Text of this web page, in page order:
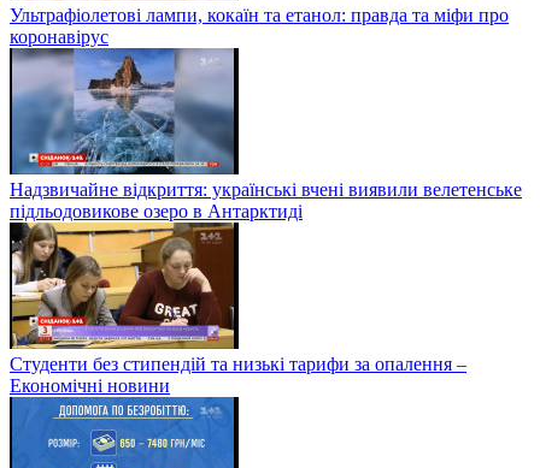
Ультрафіолетові лампи, кокаїн та етанол: правда та міфи про
коронавірус
Надзвичайне відкриття: українські вчені виявили велетенське
підльодовикове озеро в Антарктиді
Студенти без стипендій та низькі тарифи за опалення –
Економічні новини